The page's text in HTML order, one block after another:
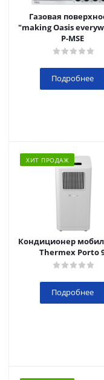
Газовая
"making Oasis
P-MSE
Подробнее
ХИТ ПРОДАЖ
Кондиционер
Thermex Porto
Подробнее